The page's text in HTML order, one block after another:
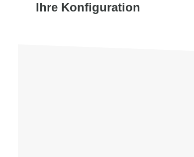
Ihre Konfiguration